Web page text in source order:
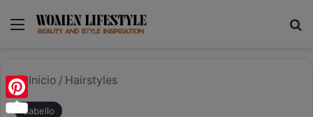
Menú
Inicio / Hairstyles
Cabello
Pinterest